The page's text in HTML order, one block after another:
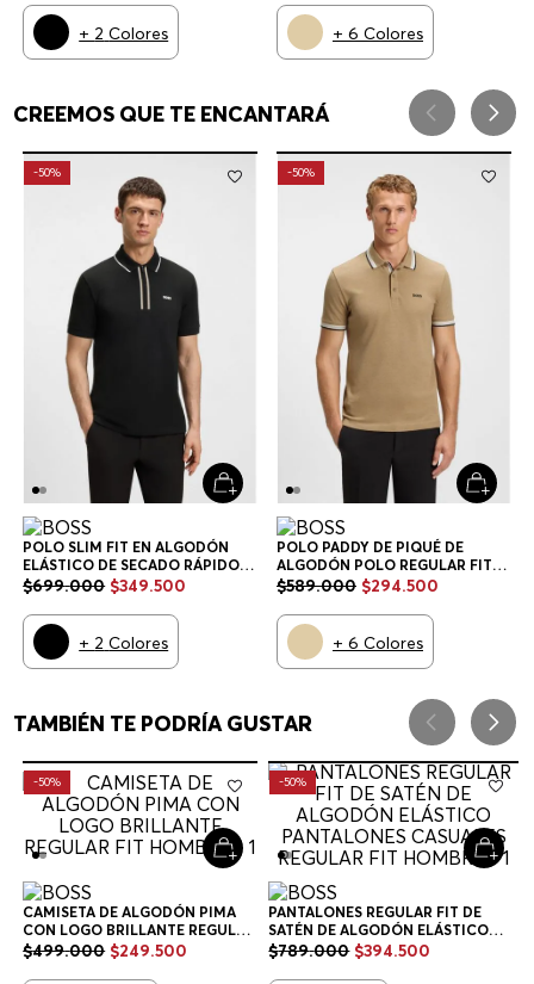
+ 2 Colores + 6 Colores
CREEMOS QUE TE ENCANTARÁ
-50%
POLO SLIM FIT EN ALGODÓN
ELÁSTICO DE SECADO RÁPIDO
POLO SLIM FIT HOMBRE
$699.000 $349.500
+ 2 Colores
-50%
POLO PADDY DE PIQUÉ DE
ALGODÓN POLO REGULAR FIT
HOMBRE
$589.000 $294.500
+ 6 Colores
TAMBIÉN TE PODRÍA GUSTAR
-50%
CAMISETA DE ALGODÓN PIMA
CON LOGO BRILLANTE REGULAR
FIT HOMBRE
$499.000 $249.500
-50%
PANTALONES REGULAR FIT DE
SATÉN DE ALGODÓN ELÁSTICO
PANTALONES CASUALES REGULAR
$789.000 $394.500